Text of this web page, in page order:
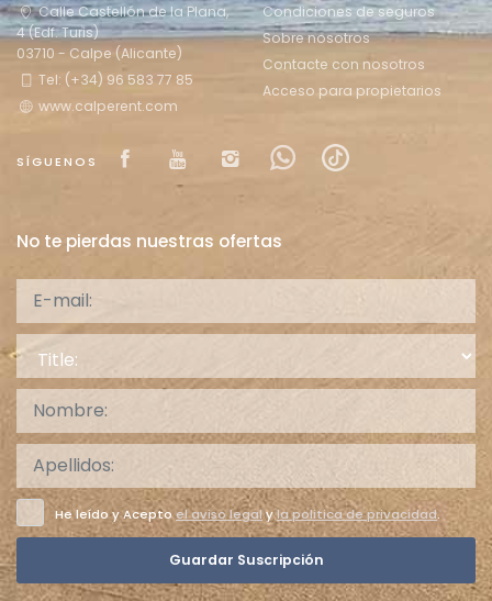
Calle Castellón de la Plana,
4 (Edf. Turis)
03710 - Calpe (Alicante)
Tel: (+34) 96 583 77 85
www.calperent.com
SÍGUENOS Visit our Facebook page
Visit our youtube page
Visit our isntagram page
Visit ourVisit our tiktok
Condiciones de seguros
Sobre nosotros
Contacte con nosotros
Acceso para propietarios
No te pierdas nuestras ofertas
He leído y Aceptoel aviso legalyla politica de privacidad.
Guardar Suscripción